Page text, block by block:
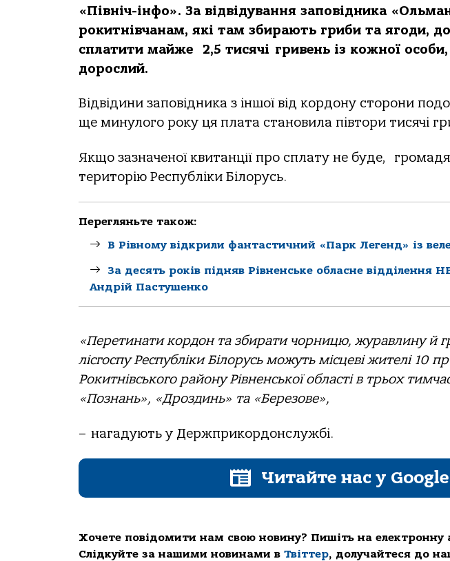
«Північ-інфо». За відвідування заповідника
рокитнівчанам, які там збирають гриби та ягоди,
сплатити майже 2,5 тисячі гривень із кожної особи,
дорослий.
Відвідини заповідника з іншої від кордону сторони
ще минулого року ця плата становила півтори тисячі
Якщо зазначеної квитанції про сплату не буде,
територію Республіки Білорусь.
Перегляньте також:
В Рівному відкрили фантастичний «Парк Легенд» із
За десять років підняв Рівненське обласне відділення
Андрій Пастушенко
«Перетинати кордон та збирати чорницю, журавлину й
лісгоспу Республіки Білорусь можуть місцеві жителі 10
Рокитнівського району Рівненської області в трьох
«Познань», «Дроздинь» та «Березове»,
– нагадують у Держприкордонслужбі.
Читайте нас у
Хочете повідомити нам свою новину? Пишіть на електронну
Слідкуйте за нашими новинами в Твіттер, долучайтеся до